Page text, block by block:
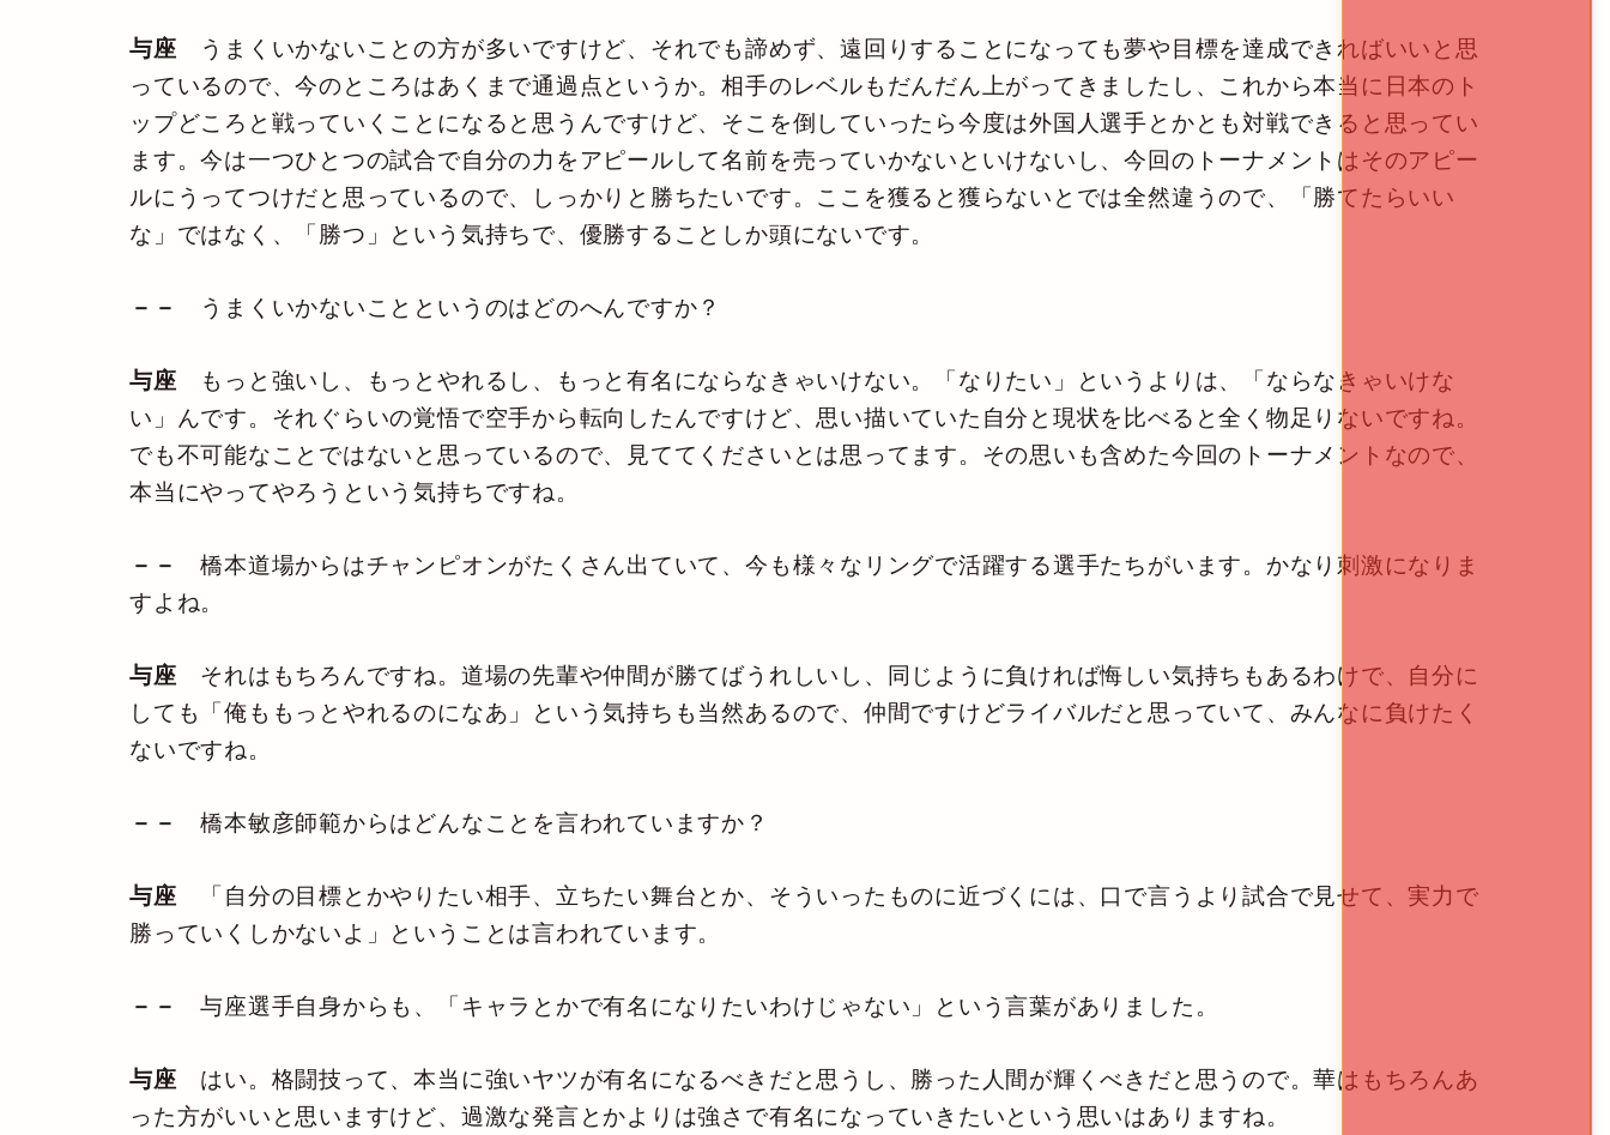
与座 うまくいかないことの方が多いですけど、それでも諦めず、遠回りすることになっても夢や目標を達成できればいいと思
っているので、今のところはあくまで通過点というか。相手のレベルもだんだん上がってきましたし、これから本当に日本のト
ップどころと戦っていくことになると思うんですけど、そこを倒していったら今度は外国人選手とかとも対戦できると思ってい
ます。今は一つひとつの試合で自分の力をアピールして名前を売っていかないといけないし、今回のトーナメントはそのアピー
ルにうってつけだと思っているので、しっかりと勝ちたいです。ここを獲ると獲らないとでは全然違うので、「勝てたらいい
な」ではなく、「勝つ」という気持ちで、優勝することしか頭にないです。
－－ うまくいかないことというのはどのへんですか？
与座 もっと強いし、もっとやれるし、もっと有名にならなきゃいけない。「なりたい」というよりは、「ならなきゃいけな
い」んです。それぐらいの覚悟で空手から転向したんですけど、思い描いていた自分と現状を比べると全く物足りないですね。
でも不可能なことではないと思っているので、見ててくださいとは思ってます。その思いも含めた今回のトーナメントなので、
本当にやってやろうという気持ちですね。
－－橋本道場からはチャンピオンがたくさん出ていて、今も様々なリングで活躍する選手たちがいます。かなり刺激になりま
すよね。
与座 それはもちろんですね。道場の先輩や仲間が勝てばうれしいし、同じように負ければ悔しい気持ちもあるわけで、自分に
しても「俺ももっとやれるのになあ」という気持ちも当然あるので、仲間ですけどライバルだと思っていて、みんなに負けたく
ないですね。
－－橋本敏彦師範からはどんなことを言われていますか？
与座 「自分の目標とかやりたい相手、立ちたい舞台とか、そういったものに近づくには、口で言うより試合で見せて、実力で
勝っていくしかないよ」ということは言われています。
－－与座選手自身からも、「キャラとかで有名になりたいわけじゃない」という言葉がありました。
与座 はい。格闘技って、本当に強いヤツが有名になるべきだと思うし、勝った人間が輝くべきだと思うので。華はもちろんあ
った方がいいと思いますけど、過激な発言とかよりは強さで有名になっていきたいという思いはありますね。